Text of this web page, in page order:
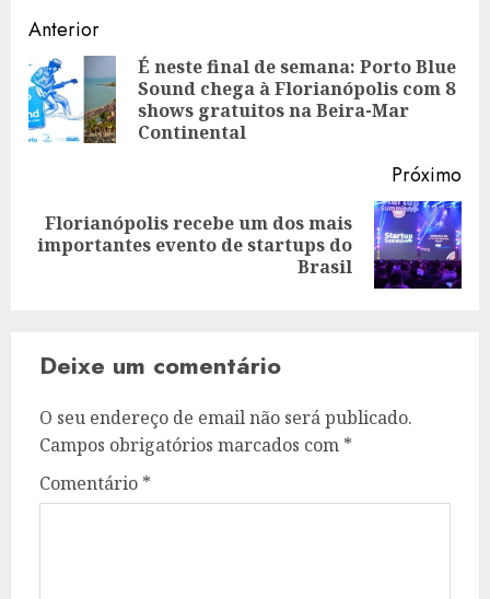
Navegação
de
artigos
Anterior
É neste final de semana: Porto Blue
Sound chega à Florianópolis com 8
shows gratuitos na Beira-Mar
Continental
Próximo
Artigo
Florianópolis recebe um dos mais
importantes evento de startups do
Brasil
Deixe um comentário
O seu endereço de email não será publicado.
Campos obrigatórios marcados com *
Comentário *